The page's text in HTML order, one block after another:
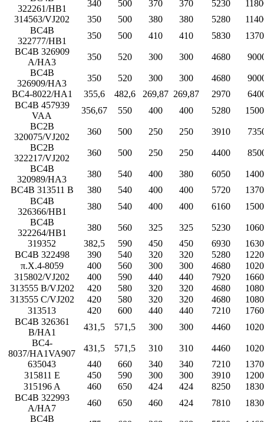
322261/HB1
340 500 370 370 5230
314563/VJ202
350 500 380 380 5280
BC4B
322777/HB1
350 500 410 410 5830
BC4B 326909
A/HA3
350 520 300 300 4680
BC4B
326909/HA3
350 520 300 300 4680
BC4-8022/HA1
355,6 482,6 269,87 269,87 2970
BC4B 457939
VAA
356,67 550 400 400 5280
BC2B
320075/VJ202
360 500 250 250 3910
BC2B
322217/VJ202
360 500 250 250 4400
BC4B
320989/HA3
380 540 400 380 6050
BC4B 313511 B
380 540 400 400 5720
BC4B
326366/HB1
380 540 400 400 6160
BC4B
322264/HB1
380 560 325 325 5230
319352
382,5 590 450 450 6930
BC4B 322498
390 540 320 320 5280
π.Χ.4-8059
400 560 300 300 4680
315802/VJ202
400 590 440 440 7920
313555 B/VJ202
420 580 320 320 4680
313555 C/VJ202
420 580 320 320 4680
313513
420 600 440 440 7210
BC4B 326361
B/HA1
431,5 571,5 300 300 4460
BC4-
8037/HA1VA907
431,5 571,5 310 310 4460
635043
440 660 340 340 7210
315811 Ε
450 590 300 300 3910
315196 Α
460 650 424 424 8250
BC4B 322993
A/HA7
460 650 460 424 7810
BC4B